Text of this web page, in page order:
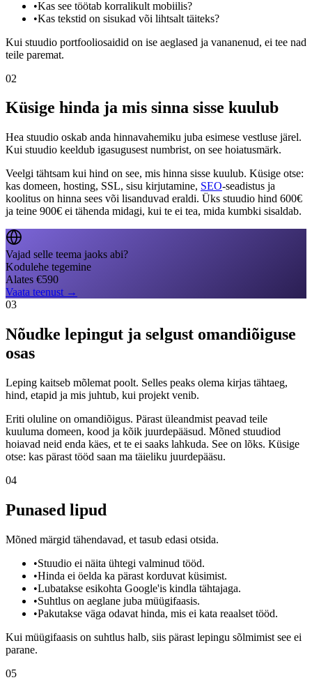
•Kas see töötab korralikult mobiilis?
•Kas tekstid on sisukad või lihtsalt täiteks?
Kui stuudio portfooliosaidid on ise aeglased ja vananenud, ei tee nad
teile paremat.
02
Küsige hinda ja mis sinna sisse kuulub
Hea stuudio oskab anda hinnavahemiku juba esimese vestluse järel.
Kui stuudio keeldub igasugusest numbrist, on see hoiatusmärk.
Veelgi tähtsam kui hind on see, mis hinna sisse kuulub. Küsige otse:
kas domeen, hosting, SSL, sisu kirjutamine, SEO-seadistus ja
koolitus on hinna sees või lisanduvad eraldi. Üks stuudio hind 600€
ja teine 900€ ei tähenda midagi, kui te ei tea, mida kumbki sisaldab.
Vajad selle teema jaoks abi?
Kodulehe tegemine
Alates €590
Vaata teenust →
03
Nõudke lepingut ja selgust omandiõiguse
osas
Leping kaitseb mõlemat poolt. Selles peaks olema kirjas tähtaeg,
hind, etapid ja mis juhtub, kui projekt venib.
Eriti oluline on omandiõigus. Pärast üleandmist peavad teile
kuuluma domeen, kood ja kõik juurdepääsud. Mõned stuudiod
hoiavad neid enda käes, et te ei saaks lahkuda. See on lõks. Küsige
otse: kas pärast tööd saan ma täieliku juurdepääsu.
04
Punased lipud
Mõned märgid tähendavad, et tasub edasi otsida.
•Stuudio ei näita ühtegi valminud tööd.
•Hinda ei öelda ka pärast korduvat küsimist.
•Lubatakse esikohta Google'is kindla tähtajaga.
•Suhtlus on aeglane juba müügifaasis.
•Pakutakse väga odavat hinda, mis ei kata reaalset tööd.
Kui müügifaasis on suhtlus halb, siis pärast lepingu sõlmimist see ei
parane.
05